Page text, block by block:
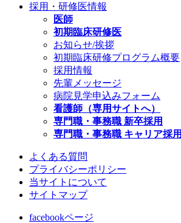
採用・研修医情報
医師
初期臨床研修医
お知らせ/挨拶
初期臨床研修プログラム概要
採用情報
先輩メッセージ
病院見学申込みフォーム
看護師（専用サイトへ）
専門職・事務職 新卒採用
専門職・事務職 キャリア採用
よくある質問
プライバシーポリシー
当サイトについて
サイトマップ
facebookページ